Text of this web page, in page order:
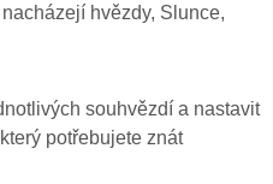
hvězdy, Slunce,
souhvězdí a nastavit
potřebujete znát